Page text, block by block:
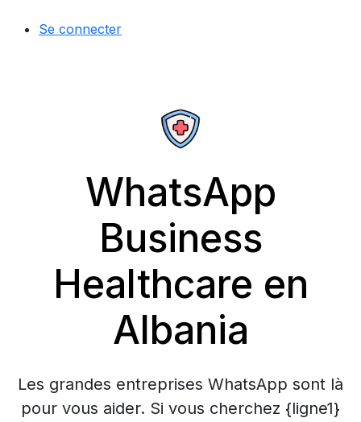
Se connecter
WhatsApp
Business
Healthcare en
Albania
Les grandes entreprises WhatsApp sont là
pour vous aider. Si vous cherchez {ligne1}